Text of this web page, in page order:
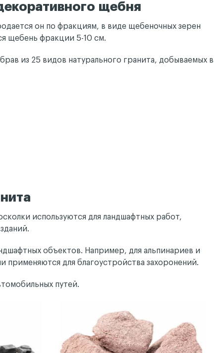
щебня
он по фракциям, в виде щебеночных зерен
щебень фракции 5-10 см.
из 25 видов натурального гранита, добываемых в
используются для ландшафтных работ,
объектов. Например, для альпинариев и
для благоустройства захоронений.
путей.